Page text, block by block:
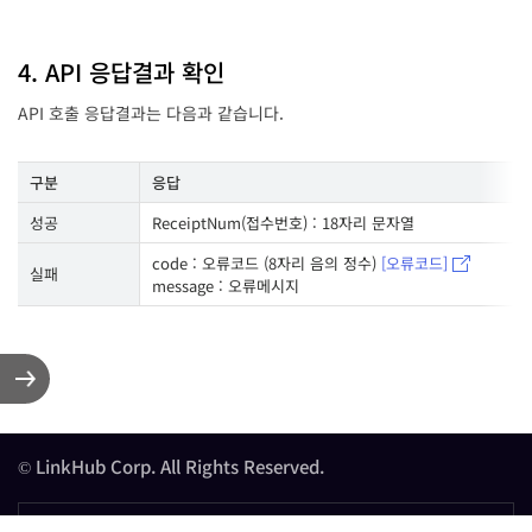
4. API 응답결과 확인
API 호출 응답결과는 다음과 같습니다.
구분
응답
성공
ReceiptNum(접수번호) : 18자리 문자열
실패 code : 오류코드 (8자리 음의 정수) [오류코드]
message : 오류메시지
© LinkHub Corp. All Rights Reserved.
Family Site